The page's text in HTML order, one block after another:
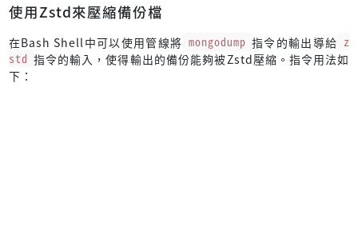
使用Zstd來壓縮備份檔
在Bash Shell中可以使用管線將 mongodump 指令的輸出導給 z
std 指令的輸入，使得輸出的備份能夠被Zstd壓縮。指令用法如
下：